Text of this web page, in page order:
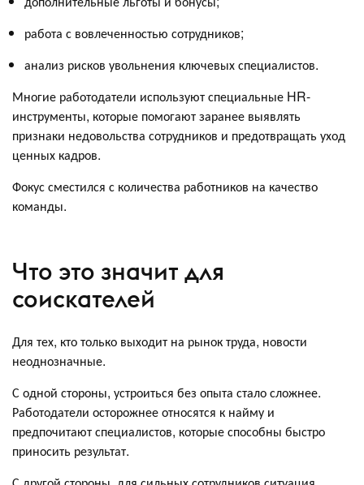
работа с вовлеченностью сотрудников;
анализ рисков увольнения ключевых специалистов.
Многие работодатели используют специальные HR-
инструменты, которые помогают заранее выявлять
признаки недовольства сотрудников и предотвращать уход
ценных кадров.
Фокус сместился с количества работников на качество
команды.
Что это значит для
соискателей
Для тех, кто только выходит на рынок труда, новости
неоднозначные.
С одной стороны, устроиться без опыта стало сложнее.
Работодатели осторожнее относятся к найму и
предпочитают специалистов, которые способны быстро
приносить результат.